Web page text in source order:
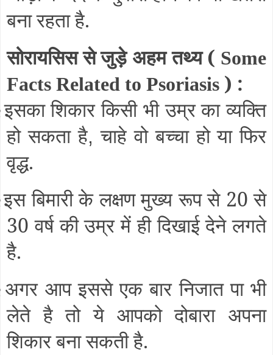
बना रहता है.
सोरायसिस से जुड़े अहम तथ्य ( Some
Facts Related to Psoriasis ) :
इसका शिकार किसी भी उम्र का व्यक्ति
हो सकता है,चाहे वो बच्चा हो या फिर
वृद्ध.
इस बिमारी के लक्षण मुख्य रूप से 20 से
30 वर्ष की उम्र में ही दिखाई देने लगते
है.
अगर आप इससे एक बार निजात पा भी
लेते है तो ये आपको दोबारा अपना
शिकार बना सकती है.